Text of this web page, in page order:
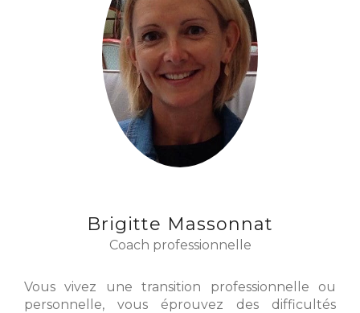
Brigitte Massonnat
Coach professionnelle
Vous vivez une transition professionnelle ou
personnelle, vous éprouvez des difficultés